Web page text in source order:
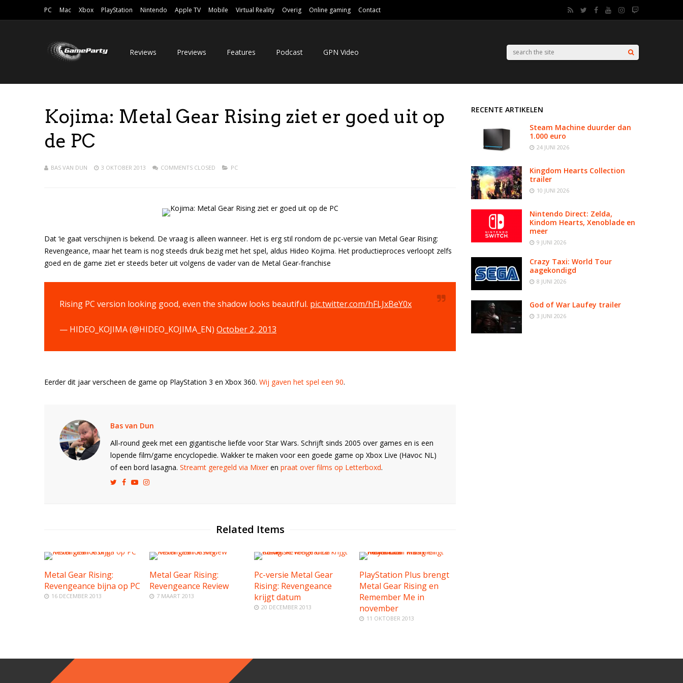
PC Mac Xbox PlayStation Nintendo Apple TV Mobile Virtual Reality Overig Online gaming Contact
Reviews Previews Features Podcast GPN Video
Kojima: Metal Gear Rising ziet er goed uit op
de PC
BAS VAN DUN 3 OKTOBER 2013 COMMENTS CLOSED PC
Dat ‘ie gaat verschijnen is bekend. De vraag is alleen wanneer. Het is erg stil rondom de pc-versie van Metal Gear Rising:
Revengeance, maar het team is nog steeds druk bezig met het spel, aldus Hideo Kojima. Het productieproces verloopt zelfs
goed en de game ziet er steeds beter uit volgens de vader van de Metal Gear-franchise
Rising PC version looking good, even the shadow looks beautiful. pic.twitter.com/hFLJxBeY0x
— HIDEO_KOJIMA (@HIDEO_KOJIMA_EN) October 2, 2013
Eerder dit jaar verscheen de game op PlayStation 3 en Xbox 360. Wij gaven het spel een 90.
Bas van Dun
All-round geek met een gigantische liefde voor Star Wars. Schrijft sinds 2005 over games en is een
lopende film/game encyclopedie. Wakker te maken voor een goede game op Xbox Live (Havoc NL)
of een bord lasagna. Streamt geregeld via Mixeren praat over films op Letterboxd.
Related Items
Metal Gear Rising:
Revengeance bijna op PC
16 DECEMBER 2013
Metal Gear Rising:
Revengeance Review
7 MAART 2013
Pc-versie Metal Gear
Rising: Revengeance
krijgt datum
20 DECEMBER 2013
PlayStation Plus brengt
Metal Gear Rising en
Remember Me in
november
11 OKTOBER 2013
RECENTE ARTIKELEN
Steam Machine duurder dan
1.000 euro
24 JUNI 2026
Kingdom Hearts Collection
trailer
10 JUNI 2026
Nintendo Direct: Zelda,
Kindom Hearts, Xenoblade en
meer
9 JUNI 2026
Crazy Taxi: World Tour
aagekondigd
8 JUNI 2026
God of War Laufey trailer
3 JUNI 2026